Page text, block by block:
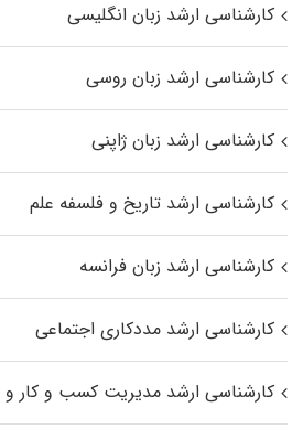
کارشناسی ارشد زبان انگلیسی
کارشناسی ارشد زبان روسی
کارشناسی ارشد زبان ژاپنی
کارشناسی ارشد تاریخ و فلسفه علم
کارشناسی ارشد زبان فرانسه
کارشناسی ارشد مددکاری اجتماعی
کارشناسی ارشد مدیریت کسب و کار و